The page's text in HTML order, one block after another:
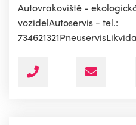
Autovrakoviště -
vozidelAutoservis - tel.: